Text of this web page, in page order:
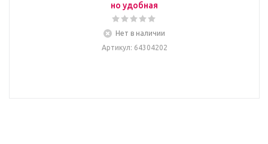
но удобная
Нет в наличии
Артикул: 64304202